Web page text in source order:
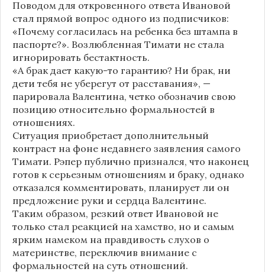
Поводом для откровенного ответа Ивановой
стал прямой вопрос одного из подписчиков:
«Почему согласилась на ребенка без штампа в
паспорте?». Возлюбленная Тимати не стала
игнорировать бестактность.
«А брак дает какую-то гарантию? Ни брак, ни
дети тебя не уберегут от расставания», —
парировала Валентина, четко обозначив свою
позицию относительно формальностей в
отношениях.
Ситуация приобретает дополнительный
контраст на фоне недавнего заявления самого
Тимати. Рэпер публично признался, что наконец
готов к серьезным отношениям и браку, однако
отказался комментировать, планирует ли он
предложение руки и сердца Валентине.
Таким образом, резкий ответ Ивановой не
только стал реакцией на хамство, но и самым
ярким намеком на правдивость слухов о
материнстве, переключив внимание с
формальностей на суть отношений.